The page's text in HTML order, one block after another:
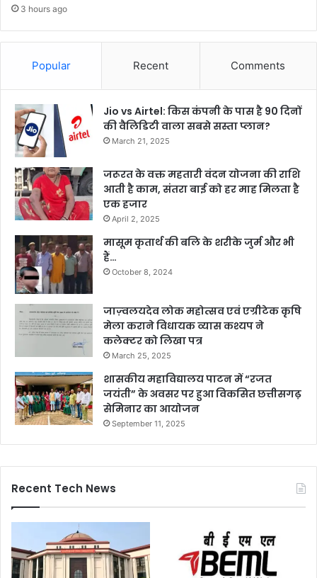
3 hours ago
Popular Recent Comments
Jio vs Airtel: किस कंपनी के पास है 90 दिनों
की वैलिडिटी वाला सबसे सस्ता प्लान?
March 21, 2025
जरूरत के वक्त महतारी वंदन योजना की राशि
आती है काम, संतरा बाई को हर माह मिलता है
एक हजार
April 2, 2025
मासूम कृतार्थ की बलि के शरीके जुर्म और भी
हैं…
October 8, 2024
जाज़्वलयदेव लोक महोत्सव एवं एग्रीटेक कृषि
मेला कराने विधायक व्यास कश्यप ने
कलेक्टर को लिखा पत्र
March 25, 2025
शासकीय महाविद्यालय पाटन में “रजत
जयंती” के अवसर पर हुआ विकसित छत्तीसगढ़
सेमिनार का आयोजन
September 11, 2025
Recent Tech News